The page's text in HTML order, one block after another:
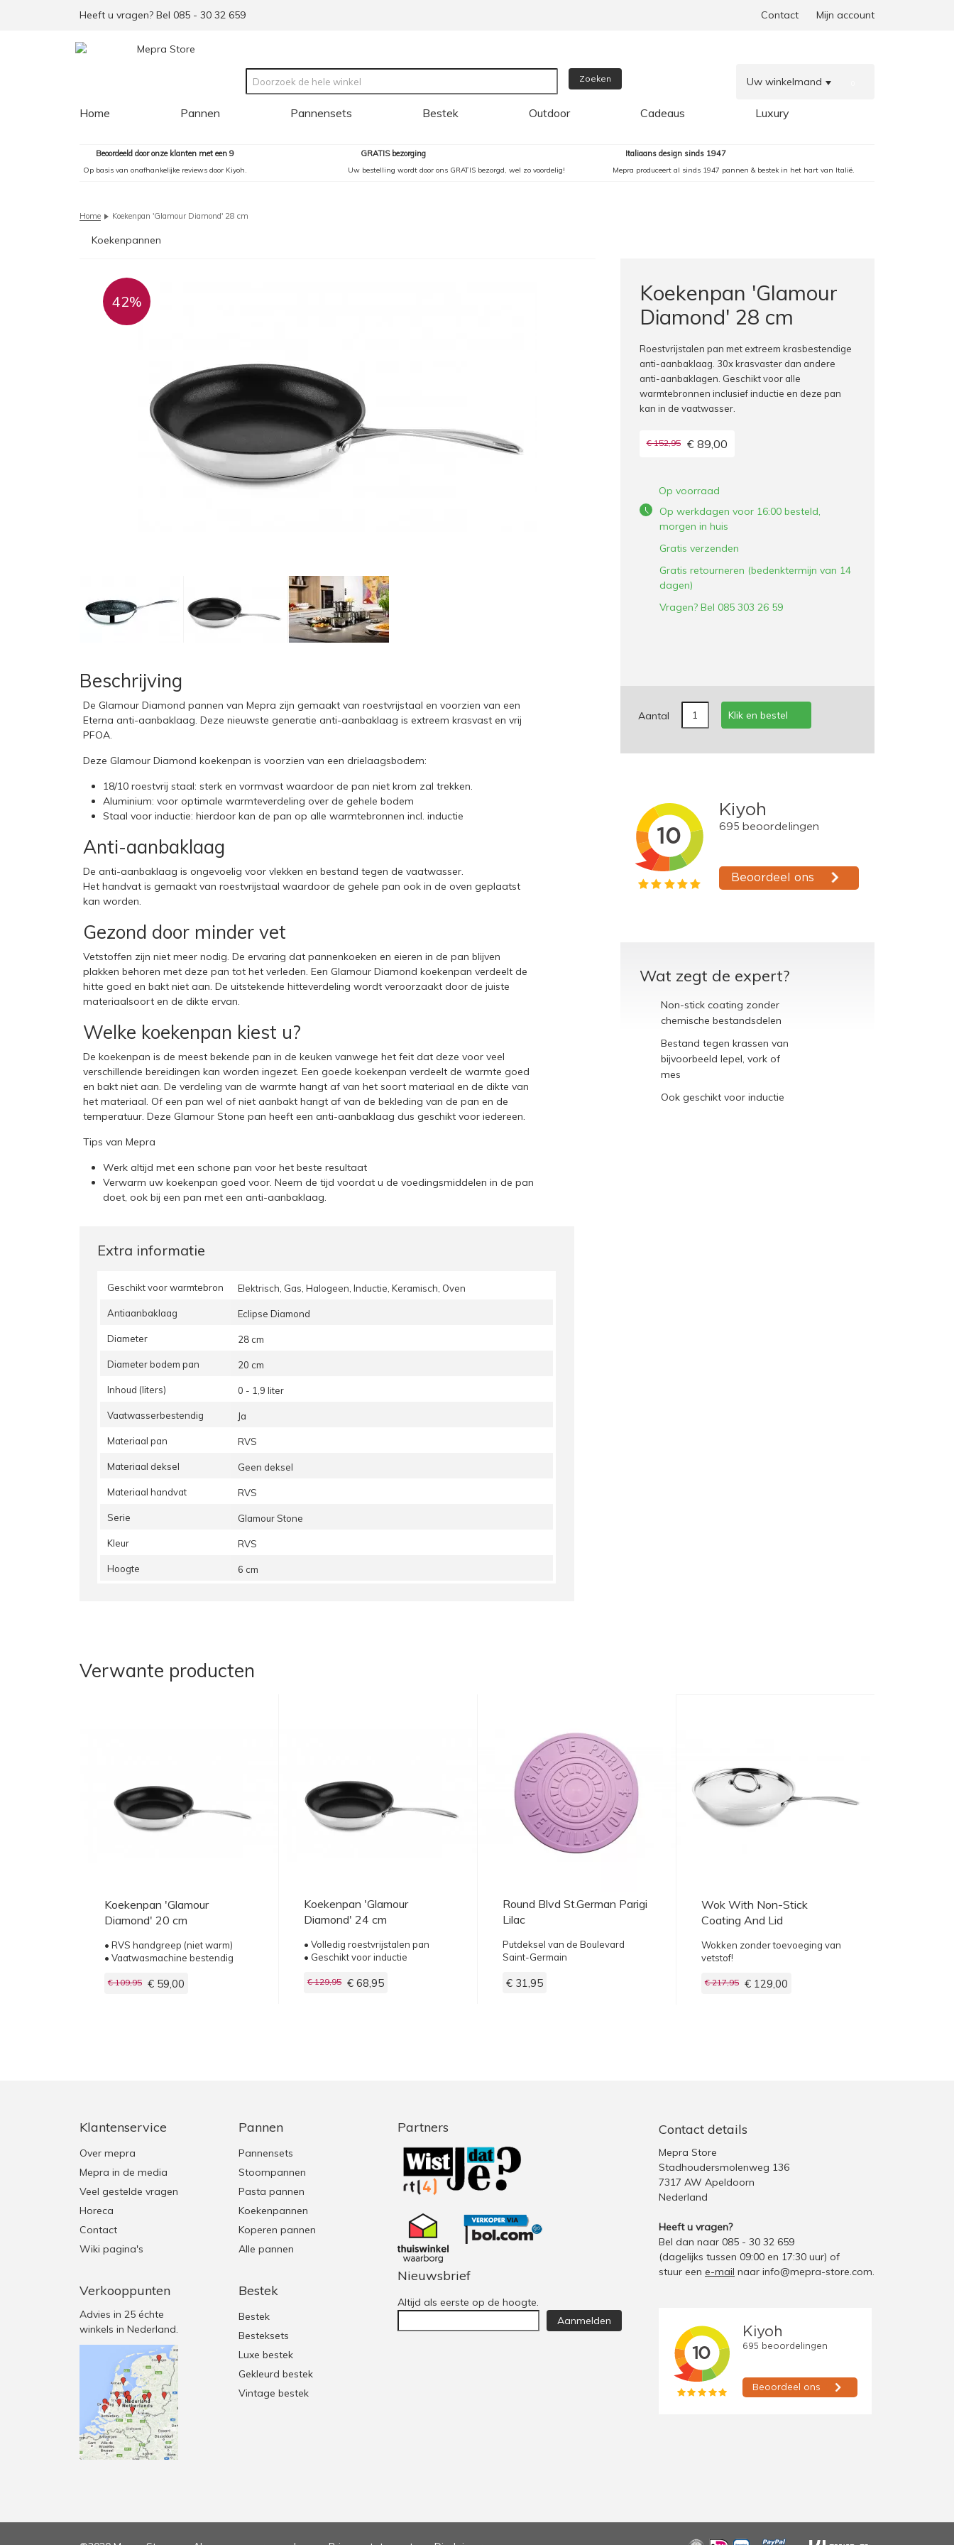
Heeft u vragen? Bel 085 - 30 32 659 Contact Mijn account
Zoeken Uw winkelmand
Home Pannen Pannensets Bestek Outdoor Cadeaus Luxury
Beoordeeld door onze klanten met een 9
Op basis van onafhankelijke reviews door Kiyoh.
GRATIS bezorging
Uw bestelling wordt door ons GRATIS bezorgd, wel zo voordelig!
Italiaans design sinds 1947
Mepra produceert al sinds 1947 pannen & bestek in het hart van Italië.
Home Koekenpan 'Glamour Diamond' 28 cm
Koekenpannen
42%
Beschrijving
De Glamour Diamond pannen van Mepra zijn gemaakt van roestvrijstaal en voorzien van een
Eterna anti-aanbaklaag. Deze nieuwste generatie anti-aanbaklaag is extreem krasvast en vrij
PFOA.
Deze Glamour Diamond koekenpan is voorzien van een drielaagsbodem:
18/10 roestvrij staal: sterk en vormvast waardoor de pan niet krom zal trekken.
Aluminium: voor optimale warmteverdeling over de gehele bodem
Staal voor inductie: hierdoor kan de pan op alle warmtebronnen incl. inductie
Anti-aanbaklaag
De anti-aanbaklaag is ongevoelig voor vlekken en bestand tegen de vaatwasser.
Het handvat is gemaakt van roestvrijstaal waardoor de gehele pan ook in de oven geplaatst
kan worden.
Gezond door minder vet
Vetstoffen zijn niet meer nodig. De ervaring dat pannenkoeken en eieren in de pan blijven
plakken behoren met deze pan tot het verleden. Een Glamour Diamond koekenpan verdeelt de
hitte goed en bakt niet aan. De uitstekende hitteverdeling wordt veroorzaakt door de juiste
materiaalsoort en de dikte ervan.
Welke koekenpan kiest u?
De koekenpan is de meest bekende pan in de keuken vanwege het feit dat deze voor veel
verschillende bereidingen kan worden ingezet. Een goede koekenpan verdeelt de warmte goed
en bakt niet aan. De verdeling van de warmte hangt af van het soort materiaal en de dikte van
het materiaal. Of een pan wel of niet aanbakt hangt af van de bekleding van de pan en de
temperatuur. Deze Glamour Stone pan heeft een anti-aanbaklaag dus geschikt voor iedereen.
Tips van Mepra
Werk altijd met een schone pan voor het beste resultaat
Verwarm uw koekenpan goed voor. Neem de tijd voordat u de voedingsmiddelen in de pan
doet, ook bij een pan met een anti-aanbaklaag.
Extra informatie
Geschikt voor warmtebron Elektrisch, Gas, Halogeen, Inductie, Keramisch, Oven
Antiaanbaklaag Eclipse Diamond
Diameter 28 cm
Diameter bodem pan 20 cm
Inhoud (liters) 0 - 1,9 liter
Vaatwasserbestendig Ja
Materiaal pan RVS
Materiaal deksel Geen deksel
Materiaal handvat RVS
Serie Glamour Stone
Kleur RVS
Hoogte 6 cm
Koekenpan 'Glamour
Diamond' 28 cm
Roestvrijstalen pan met extreem krasbestendige
anti-aanbaklaag. 30x krasvaster dan andere
anti-aanbaklagen. Geschikt voor alle
warmtebronnen inclusief inductie en deze pan
kan in de vaatwasser.
€ 152,95 € 89,00
Op voorraad
Op werkdagen voor 16:00 besteld,
morgen in huis
Gratis verzenden
Gratis retourneren (bedenktermijn van 14
dagen)
Vragen? Bel 085 303 26 59
Aantal Klik en bestel
Wat zegt de expert?
Non-stick coating zonder
chemische bestandsdelen
Bestand tegen krassen van
bijvoorbeeld lepel, vork of
mes
Ook geschikt voor inductie
Verwante producten
Koekenpan 'Glamour
Diamond' 20 cm
• RVS handgreep (niet warm)
• Vaatwasmachine bestendig
€ 109,95 € 59,00
Koekenpan 'Glamour
Diamond' 24 cm
• Volledig roestvrijstalen pan
• Geschikt voor inductie
€ 129,95 € 68,95
Round Blvd St.German Parigi
Lilac
Putdeksel van de Boulevard
Saint-Germain
€ 31,95
Wok With Non-Stick
Coating And Lid
Wokken zonder toevoeging van
vetstof!
€ 217,95 € 129,00
Contact details
Mepra Store
Stadhoudersmolenweg 136
7317 AW Apeldoorn
Nederland
Heeft u vragen?
Bel dan naar 085 - 30 32 659
(dagelijks tussen 09:00 en 17:30 uur) of
stuur een e-mail naar info@mepra-store.com.
Klantenservice
Over mepra
Mepra in de media
Veel gestelde vragen
Horeca
Contact
Wiki pagina's
Verkooppunten
Advies in 25 échte
winkels in Nederland.
Pannen
Pannensets
Stoompannen
Pasta pannen
Koekenpannen
Koperen pannen
Alle pannen
Bestek
Bestek
Besteksets
Luxe bestek
Gekleurd bestek
Vintage bestek
Partners
Nieuwsbrief
Altijd als eerste op de hoogte.
Aanmelden